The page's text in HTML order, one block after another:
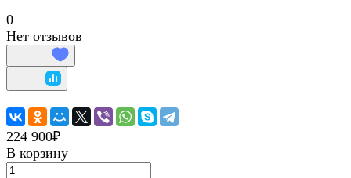
0
Нет отзывов
224 900₽
В корзину